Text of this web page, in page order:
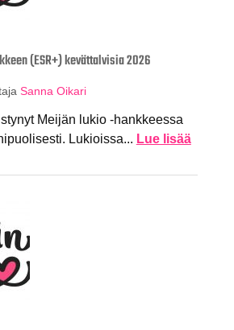
(ESR+) kevättalvisia 2026
Sanna Oikari
Meijän lukio -hankkeessa
Lukioissa... Lue lisää